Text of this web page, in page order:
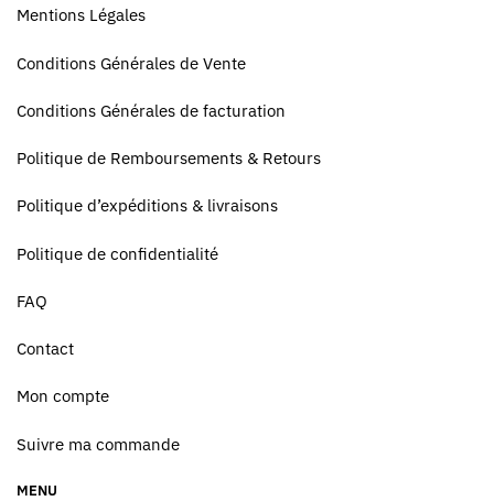
Mentions Légales
Conditions Générales de Vente
Conditions Générales de facturation
Politique de Remboursements & Retours
Politique d’expéditions & livraisons
Politique de confidentialité
FAQ
Contact
Mon compte
Suivre ma commande
MENU